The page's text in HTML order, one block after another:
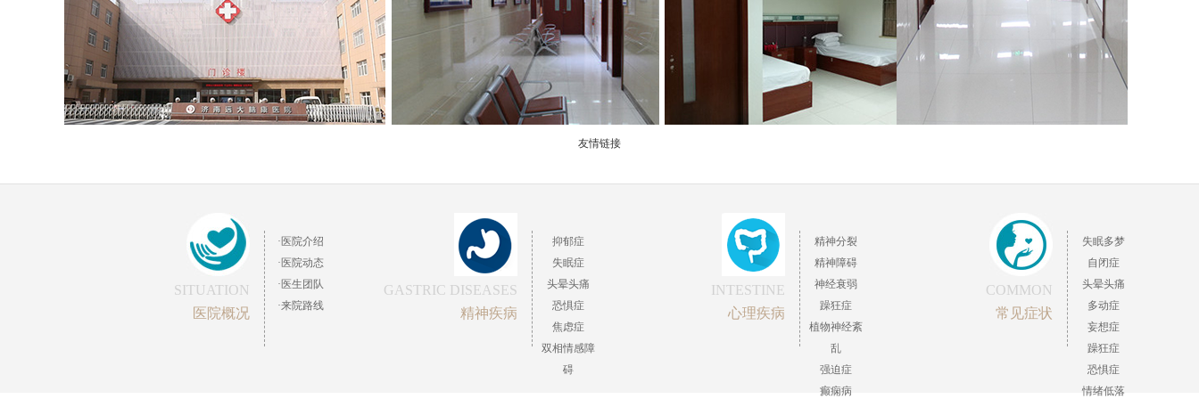
友情链接
·医院介绍
·医院动态
·医生团队
·来院路线
SITUATION
医院概况
抑郁症
失眠症
头晕头痛
恐惧症
焦虑症
双相情感障
碍
GASTRIC DISEASES
精神疾病
精神分裂
精神障碍
神经衰弱
躁狂症
植物神经紊
乱
强迫症
癫痫病
INTESTINE
心理疾病
失眠多梦
自闭症
头晕头痛
多动症
妄想症
躁狂症
恐惧症
情绪低落
COMMON
常见症状